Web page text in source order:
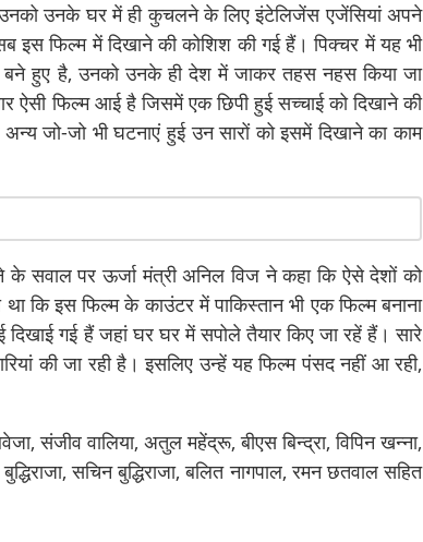
उनके घर में ही कुचलने के लिए इंटेलिजेंस एजेंसियां अपने
फिल्म में दिखाने की कोशिश की गई हैं। पिक्चर में यह भी
बने हुए है, उनको उनके ही देश में जाकर तहस नहस किया जा
ऐसी फिल्म आई है जिसमें एक छिपी हुई सच्चाई को दिखाने की
जो-जो भी घटनाएं हुई उन सारों को इसमें दिखाने का काम
के सवाल पर ऊर्जा मंत्री अनिल विज ने कहा कि ऐसे देशों को
कि इस फिल्म के काउंटर में पाकिस्तान भी एक फिल्म बनाना
दिखाई गई हैं जहां घर घर में सपोले तैयार किए जा रहें हैं। सारे
की जा रही है। इसलिए उन्हें यह फिल्म पंसद नहीं आ रही,
संजीव वालिया, अतुल महेंद्रू, बीएस बिन्द्रा, विपिन खन्ना,
सचिन बुद्धिराजा, बलित नागपाल, रमन छतवाल सहित